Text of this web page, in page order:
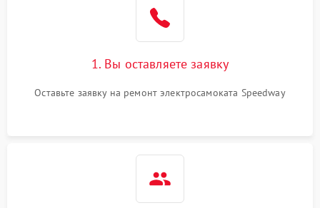
1. Вы оставляете заявку
Оставьте заявку на ремонт электросамоката Speedway